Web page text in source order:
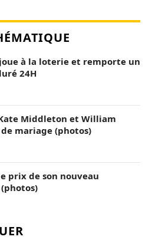
à la loterie et remporte un
24H
Middleton et William
mariage (photos)
prix de son nouveau